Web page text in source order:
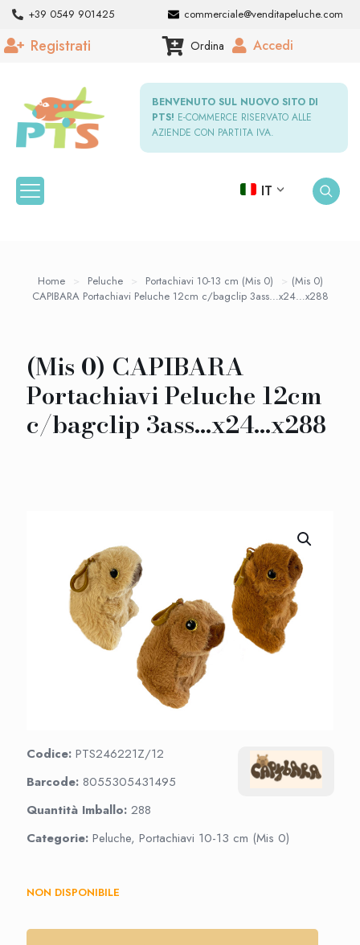
+39 0549 901425 commerciale@venditapeluche.com
Registrati Ordina Accedi
BENVENUTO SUL NUOVO SITO DI
PTS! E-COMMERCE RISERVATO ALLE
AZIENDE CON PARTITA IVA.
IT
Home > Peluche > Portachiavi 10-13 cm (Mis 0) > (Mis 0)
CAPIBARA Portachiavi Peluche 12cm c/bagclip 3ass…x24…x288
(Mis 0) CAPIBARA
Portachiavi Peluche 12cm
c/bagclip 3ass…x24…x288
Codice: PTS246221Z/12
Barcode: 8055305431495
Quantità Imballo: 288
Categorie: Peluche, Portachiavi 10-13 cm (Mis 0)
NON DISPONIBILE